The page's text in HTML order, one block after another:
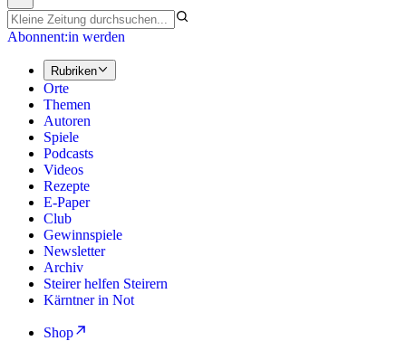
Abonnent:in werden
Rubriken
Orte
Themen
Autoren
Spiele
Podcasts
Videos
Rezepte
E-Paper
Club
Gewinnspiele
Newsletter
Archiv
Steirer helfen Steirern
Kärntner in Not
Shop